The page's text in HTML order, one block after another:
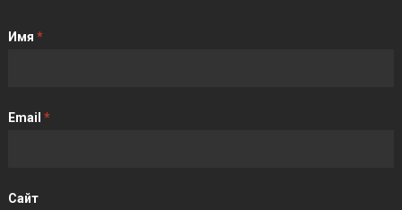
Имя *
Email *
Сайт